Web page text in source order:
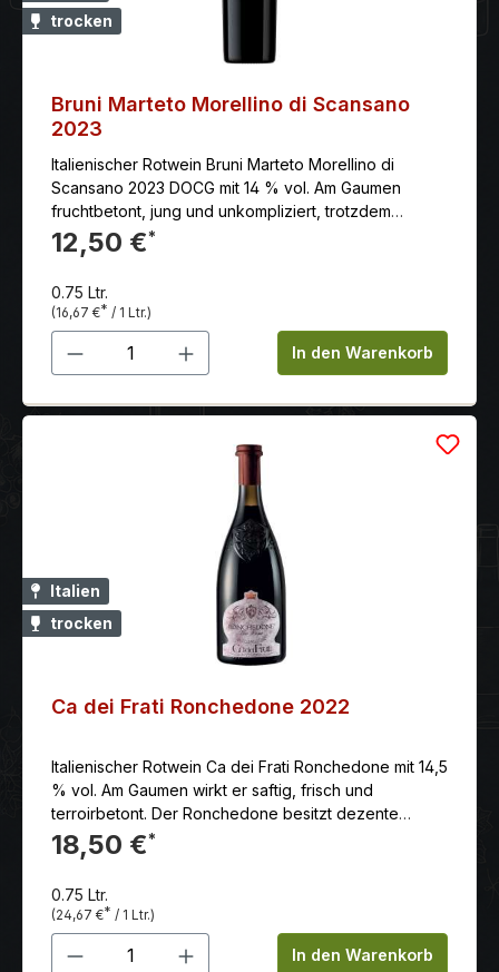
trocken
Bruni Marteto Morellino di Scansano
2023
Italienischer Rotwein Bruni Marteto Morellino di
Scansano 2023 DOCG mit 14 % vol. Am Gaumen
fruchtbetont, jung und unkompliziert, trotzdem
ausbalanciert und hochwertig.
12,50 €*
0.75 Ltr.
(16,67 €* / 1 Ltr.)
Produkt Anzahl: Gib denIn den Warenkorb
Italien
trocken
Ca dei Frati Ronchedone 2022
Italienischer Rotwein Ca dei Frati Ronchedone mit 14,5
% vol. Am Gaumen wirkt er saftig, frisch und
terroirbetont. Der Ronchedone besitzt dezente
ätherische Noten und feinkörnige saftige Tannine. Im
Finishing ist er lang und fruchtbetont. Bei Tisch zeigt
vor allem Schmorbraten, Wild und Wildgepügel sowie
vollfettem Käse.
18,50 €*
0.75 Ltr.
(24,67 €* / 1 Ltr.)
Produkt Anzahl: Gib denIn den Warenkorb